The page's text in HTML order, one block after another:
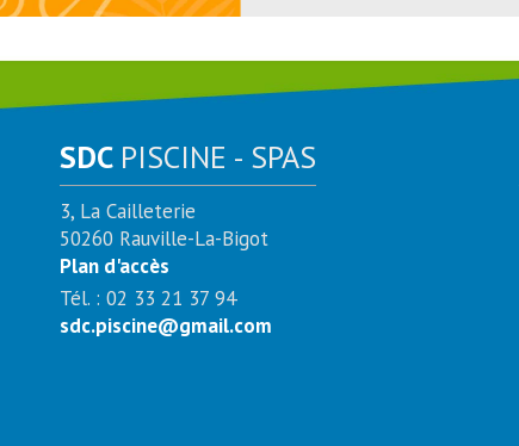
SDC PISCINE - SPAS
3, La Cailleterie
50260 Rauville-La-Bigot
Plan d'accès
Tél. : 02 33 21 37 94
sdc.piscine@gmail.com